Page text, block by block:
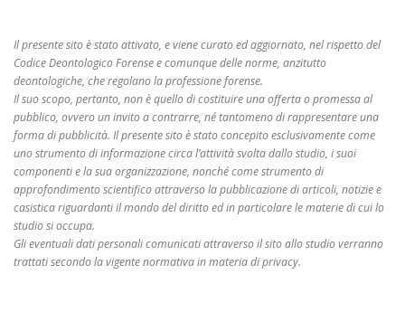
Il presente sito è stato attivato, e viene curato ed aggiornato, nel rispetto del
Codice Deontologico Forense e comunque delle norme, anzitutto
deontologiche, che regolano la professione forense.
Il suo scopo, pertanto, non è quello di costituire una offerta o promessa al
pubblico, ovvero un invito a contrarre, né tantomeno di rappresentare una
forma di pubblicità. Il presente sito è stato concepito esclusivamente come
uno strumento di informazione circa l’attività svolta dallo studio, i suoi
componenti e la sua organizzazione, nonché come strumento di
approfondimento scientifico attraverso la pubblicazione di articoli, notizie e
casistica riguardanti il mondo del diritto ed in particolare le materie di cui lo
studio si occupa.
Gli eventuali dati personali comunicati attraverso il sito allo studio verranno
trattati secondo la vigente normativa in materia di privacy.